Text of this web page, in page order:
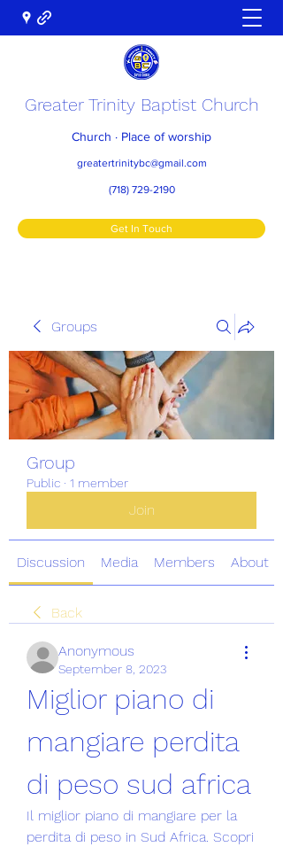
Greater Trinity Baptist Church
Church · Place of worship
greatertrinitybc@gmail.com
(718) 729-2190
Get In Touch
Groups
Group
Public · 1 member
Join
Discussion Media Members About
Back
Anonymous
September 8, 2023
Miglior piano di
mangiare perdita
di peso sud africa
Il miglior piano di mangiare per la
perdita di peso in Sud Africa. Scopri